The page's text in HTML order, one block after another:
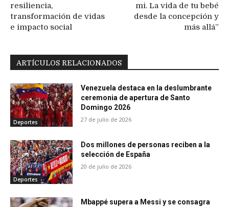
resiliencia,
transformación de vidas
e impacto social
mi. La vida de tu bebé
desde la concepción y
más allá”
ARTÍCULOS RELACIONADOS
Deportes
Venezuela destaca en la deslumbrante
ceremonia de apertura de Santo
Domingo 2026
27 de julio de 2026
Deportes
Dos millones de personas reciben a la
selección de España
20 de julio de 2026
Mbappé supera a Messi y se consagra